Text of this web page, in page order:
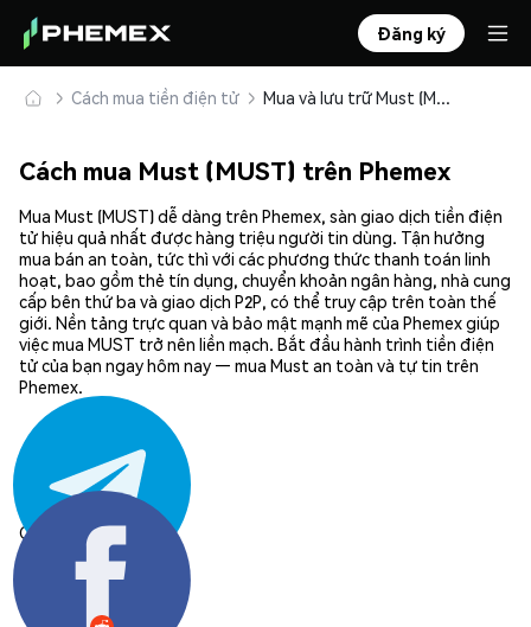
Đăng ký
Cách mua tiền điện tử Mua và lưu trữ Must (MUST) an toàn
Cách mua Must (MUST) trên Phemex
Mua Must (MUST) dễ dàng trên Phemex, sàn giao dịch tiền điện
tử hiệu quả nhất được hàng triệu người tin dùng. Tận hưởng
mua bán an toàn, tức thì với các phương thức thanh toán linh
hoạt, bao gồm thẻ tín dụng, chuyển khoản ngân hàng, nhà cung
cấp bên thứ ba và giao dịch P2P, có thể truy cập trên toàn thế
giới. Nền tảng trực quan và bảo mật mạnh mẽ của Phemex giúp
việc mua MUST trở nên liền mạch. Bắt đầu hành trình tiền điện
tử của bạn ngay hôm nay — mua Must an toàn và tự tin trên
Phemex.
Chia sẻ: